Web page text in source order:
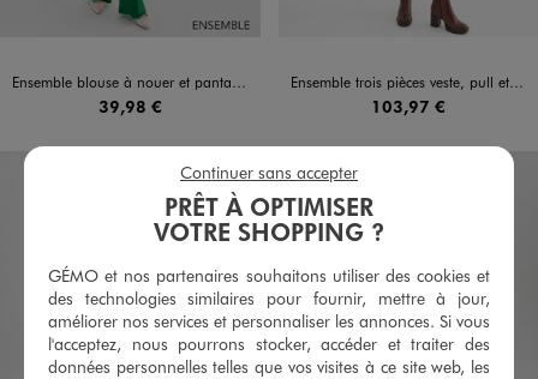
Ensemble blouse à nouer et pantalon fluide pour femme
39,98 €
Ensemble trois pièces veste, pull et jupe short pour femme
103,97 €
PRÊT À OPTIMISER
VOTRE SHOPPING ?
GÉMO et nos partenaires souhaitons utiliser des cookies et
des technologies similaires pour fournir, mettre à jour,
améliorer nos services et personnaliser les annonces. Si vous
l'acceptez, nous pourrons stocker, accéder et traiter des
données personnelles telles que vos visites à ce site web, les
Continuer sans accepter